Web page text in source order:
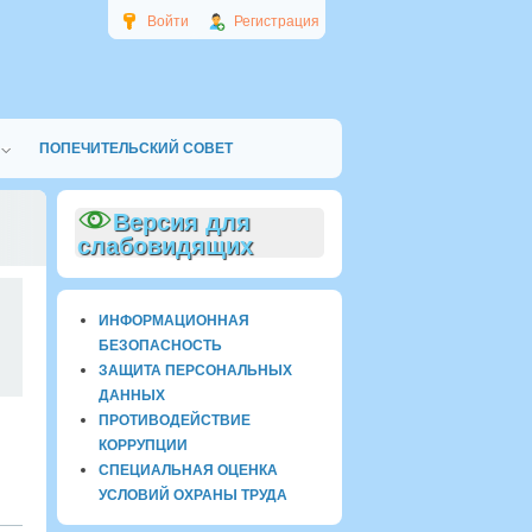
Войти Регистрация
ПОПЕЧИТЕЛЬСКИЙ СОВЕТ
Версия для
слабовидящих
ИНФОРМАЦИОННАЯ
БЕЗОПАСНОСТЬ
ЗАЩИТА ПЕРСОНАЛЬНЫХ
ДАННЫХ
ПРОТИВОДЕЙСТВИЕ
КОРРУПЦИИ
СПЕЦИАЛЬНАЯ ОЦЕНКА
УСЛОВИЙ ОХРАНЫ ТРУДА